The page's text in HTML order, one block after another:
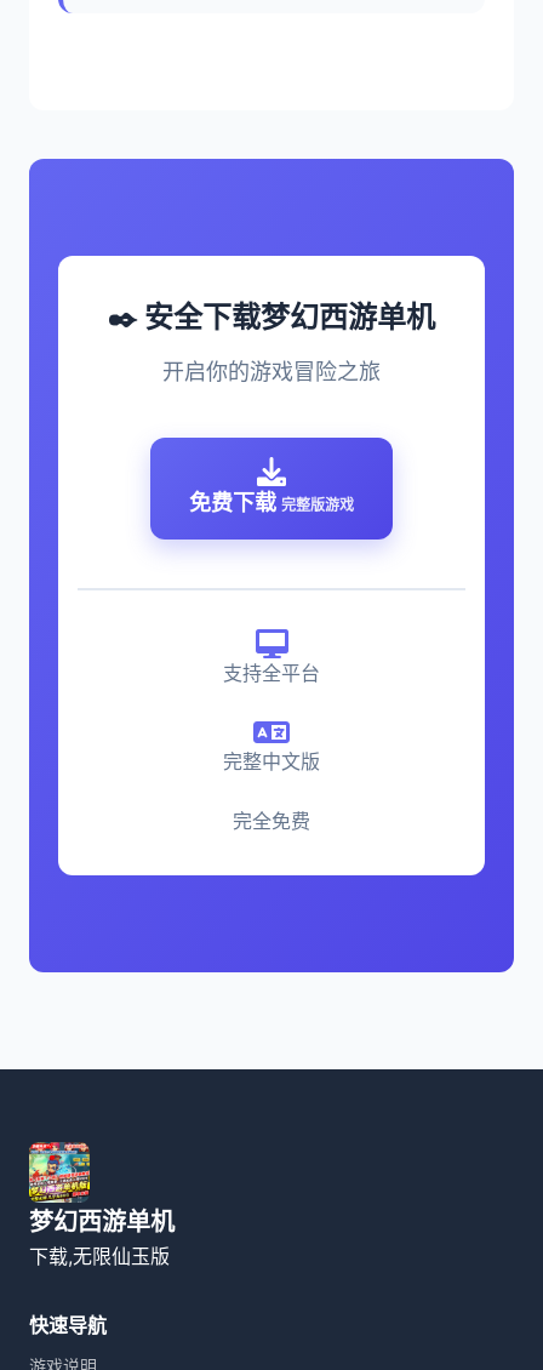
✒️ 安全下载梦幻西游单机
开启你的游戏冒险之旅
免费下载 完整版游戏
支持全平台
完整中文版
完全免费
梦幻西游单机
下载,无限仙玉版
快速导航
游戏说明